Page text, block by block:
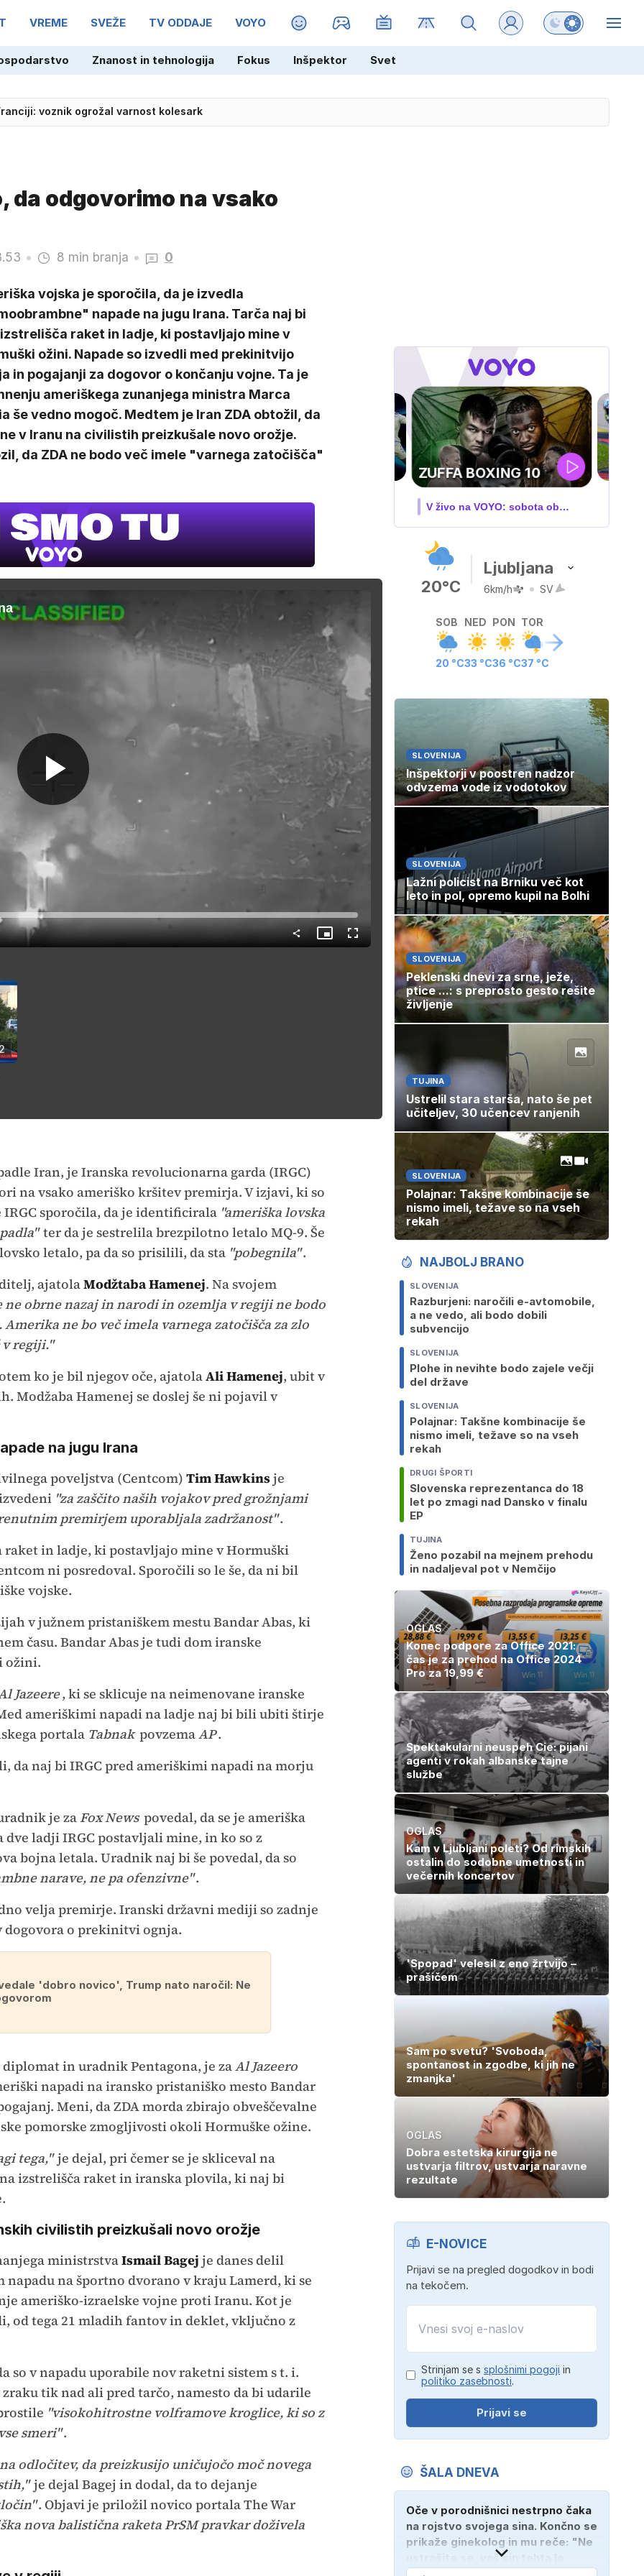
VREME SVEŽE TV ODDAJE VOYO MAGAZIN Preklopi barvni
Znanost in tehnologija Fokus Inšpektor Svet
voznik ogrožal varnost kolesark
da odgovorimo na vsako
8 min branja 0
vojska je sporočila, da je izvedla
napade na jugu Irana. Tarča naj bi
raket in ladje, ki postavljajo mine v
ožini. Napade so izvedli med prekinitvijo
in pogajanji za dogovor o končanju vojne. Ta je
ameriškega zunanjega ministra Marca
še vedno mogoč. Medtem je Iran ZDA obtožil, da
v Iranu na civilistih preizkušale novo orožje.
da ZDA ne bodo več imele "varnega zatočišča"
Predvajaj
Slika
v
Celozaslonski
način
Iran, je Iranska revolucionarna garda (IRGC)
na vsako ameriško kršitev premirja. V izjavi, ki so
sporočila, da je identificirala "ameriška lovska
ter da je sestrelila brezpilotno letalo MQ-9. Še
letalo, pa da so prisilili, da sta "pobegnila".
ajatolaModžtaba Hamenej. Na svojem
ne obrne nazaj in narodi in ozemlja v regiji ne bodo
ne bo več imela varnega zatočišča za zlo
regiji."
ko je bil njegov oče, ajatolaAli Hamenej, ubit v
Modžaba Hamenej se doslej še ni pojavil v
na jugu Irana
poveljstva (Centcom)Tim Hawkinsje
"za zaščito naših vojakov pred grožnjami
premirjem uporabljala zadržanost".
raket in ladje, ki postavljajo mine v Hormuški
ni posredoval. Sporočili so le še, da ni bil
vojske.
v južnem pristaniškem mestu Bandar Abas, ki
času. Bandar Abas je tudi dom iranske
ožini.
Jazeere, ki se sklicuje na neimenovane iranske
ameriškimi napadi na ladje naj bi bili ubiti štirje
portala Tabnak povzemaAP.
da naj bi IRGC pred ameriškimi napadi na morju
je zaFox News povedal, da se je ameriška
dve ladji IRGC postavljali mine, in ko so z
bojna letala. Uradnik naj bi še povedal, da so
narave, ne pa ofenzivne".
velja premirje. Iranski državni mediji so zadnje
dogovora o prekinitvi ognja.
'dobro novico', Trump nato naročil: Ne
in uradnik Pentagona, je zaAl Jazeero
napadi na iransko pristaniško mesto Bandar
Meni, da ZDA morda zbirajo obveščevalne
pomorske zmogljivosti okoli Hormuške ožine.
tega,"je dejal, pri čemer se je skliceval na
izstrelišča raket in iranska plovila, ki naj bi
civilistih preizkušali novo orožje
ministrstvaIsmail Bagej je danes delil
na športno dvorano v kraju Lamerd, ki se
ameriško-izraelske vojne proti Iranu. Kot je
od tega 21 mladih fantov in deklet, vključno z
so v napadu uporabile nov raketni sistem s t. i.
tik nad ali pred tarčo, namesto da bi udarile
"visokohitrostne volframove kroglice, ki so z
smeri".
odločitev, da preizkusijo uničujočo moč novega
je dejal Bagej in dodal, da to dejanje
. Objavi je priložil novico portala The War
nova balistična raketa PrSM pravkar doživela
V živo na VOYO: sobota ob
20°C
Ljubljana
6km/h SV
SOB
20 °C
NED
33 °C
PON
36 °C
TOR
37 °C
SLOVENIJA
Inšpektorji v poostren nadzor
odvzema vode iz vodotokov
SLOVENIJA
Lažni policist na Brniku več kot
leto in pol, opremo kupil na Bolhi
SLOVENIJA
Peklenski dnevi za srne, ježe,
ptice ...: s preprosto gesto rešite
življenje
TUJINA
Ustrelil stara starša, nato še pet
učiteljev, 30 učencev ranjenih
SLOVENIJA
Polajnar: Takšne kombinacije še
nismo imeli, težave so na vseh
rekah
NAJBOLJ BRANO
SLOVENIJA
Razburjeni: naročili e-avtomobile,
a ne vedo, ali bodo dobili
subvencijo
SLOVENIJA
Plohe in nevihte bodo zajele večji
del države
SLOVENIJA
Polajnar: Takšne kombinacije še
nismo imeli, težave so na vseh
rekah
DRUGI ŠPORTI
Slovenska reprezentanca do 18
let po zmagi nad Dansko v finalu
EP
TUJINA
Ženo pozabil na mejnem prehodu
in nadaljeval pot v Nemčijo
OGLAS
Konec podpore za Office 2021:
čas je za prehod na Office 2024
Pro za 19,99 €
Spektakularni neuspeh Cie: pijani
agenti v rokah albanske tajne
službe
OGLAS
Kam v Ljubljani poleti? Od rimskih
ostalin do sodobne umetnosti in
večernih koncertov
'Spopad' velesil z eno žrtvijo –
prašičem
Sam po svetu? 'Svoboda,
spontanost in zgodbe, ki jih ne
zmanjka'
OGLAS
Dobra estetska kirurgija ne
ustvarja filtrov, ustvarja naravne
rezultate
E-NOVICE
Prijavi se na pregled dogodkov in bodi
na tekočem.
Strinjam se s splošnimi pogoji in
politiko zasebnosti.
Prijavi se
ŠALA DNEVA
Oče v porodnišnici nestrpno čaka
na rojstvo svojega sina. Končno se
prikaže ginekolog in mu reče: "Ne
ustrašite se, vaš sin tehta le